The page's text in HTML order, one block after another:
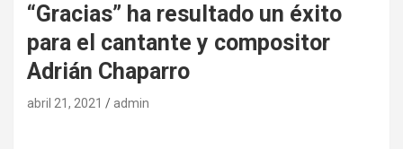
“Gracias” ha resultado un éxito
para el cantante y compositor
Adrián Chaparro
abril 21, 2021 admin